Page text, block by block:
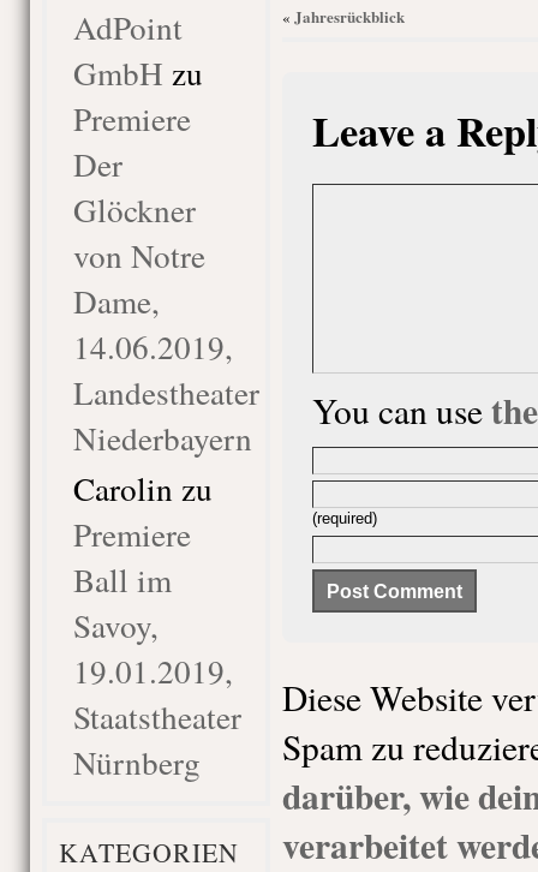
AdPoint
GmbH zu
Premiere
Der
Glöckner
von Notre
Dame,
14.06.2019,
Landestheater
Niederbayern
Carolin zu
Premiere
Ball im
Savoy,
19.01.2019,
Staatstheater
Nürnberg
KATEGORIEN
« Jahresrückblick
Leave a
You can use
(required)
Diese Website
Spam zu
darüber, wie
verarbeitet